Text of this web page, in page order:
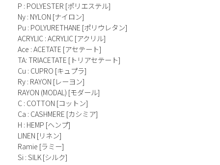
P : POLYESTER [ポリエステル]
Ny : NYLON [ナイロン]
Pu : POLYURETHANE [ポリウレタン]
ACRYLIC : ACRYLIC [アクリル]
Ace : ACETATE [アセテート]
TA: TRIACETATE [トリアセテート]
Cu : CUPRO [キュプラ]
Ry : RAYON [レーヨン]
RAYON (MODAL) [モダール]
C : COTTON [コットン]
Ca : CASHMERE [カシミア]
H : HEMP [ヘンプ]
LINEN [リネン]
Ramie [ラミー]
Si : SILK [シルク]